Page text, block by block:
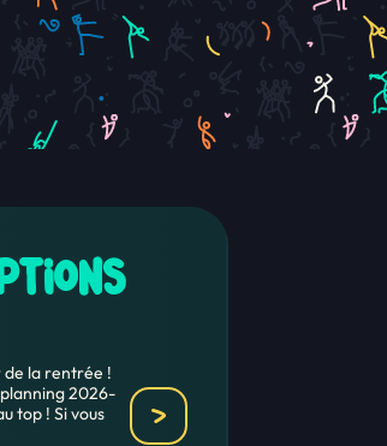
de la rentrée !
2026-
top ! Si vous